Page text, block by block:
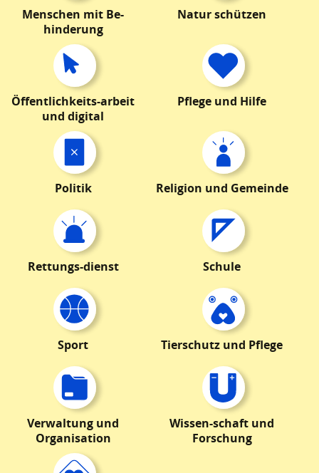
Menschen mit Be-
hinderung
Natur schützen
Öffentlichkeits-arbeit
und digital
Pflege und Hilfe
Politik Religion und Gemeinde
Rettungs-dienst Schule
Sport Tierschutz und Pflege
Verwaltung und
Organisation
Wissen-schaft und
Forschung